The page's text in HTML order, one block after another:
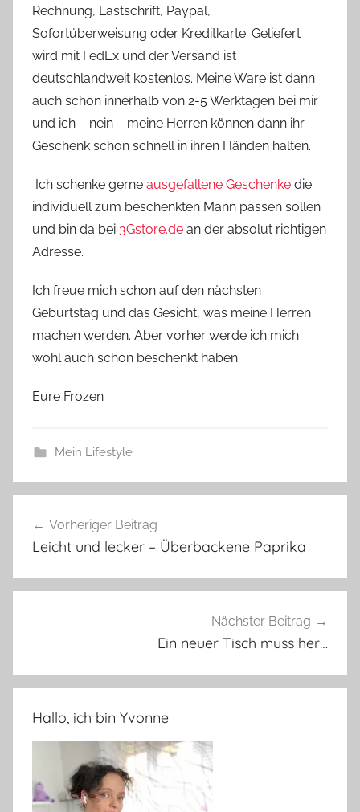
Rechnung, Lastschrift, Paypal,
Sofortüberweisung oder Kreditkarte. Geliefert
wird mit FedEx und der Versand ist
deutschlandweit kostenlos. Meine Ware ist dann
auch schon innerhalb von 2-5 Werktagen bei mir
und ich – nein – meine Herren können dann ihr
Geschenk schon schnell in ihren Händen halten.
Ich schenke gerne ausgefallene Geschenke die
individuell zum beschenkten Mann passen sollen
und bin da bei 3Gstore.de an der absolut richtigen
Adresse.
Ich freue mich schon auf den nächsten
Geburtstag und das Gesicht, was meine Herren
machen werden. Aber vorher werde ich mich
wohl auch schon beschenkt haben.
Eure Frozen
Mein Lifestyle
Vorheriger Beitrag
Leicht und lecker – Überbackene Paprika
Nächster Beitrag
Ein neuer Tisch muss her…
Hallo, ich bin Yvonne